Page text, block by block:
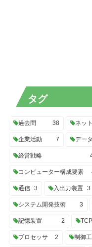
タグ
過去問 38 ネッ
企業活動 7 デー
経営戦略
コンピューター構成要素
通信 3 入出力装置 3
システム開発技術 3
記憶装置 2
プロセッサ 2 制御